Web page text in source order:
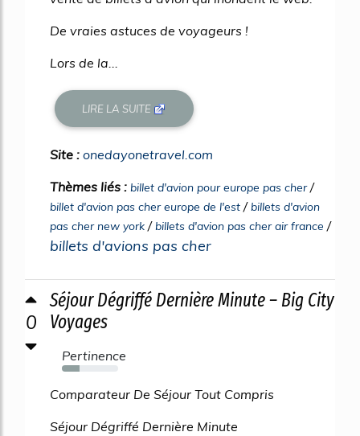
De vraies astuces de voyageurs !
Lors de la...
LIRE LA SUITE
Site : onedayonetravel.com
Thèmes liés : billet d'avion pour europe pas cher/
billet d'avion pas cher europe de l'est /billets d'avion
pas cher new york /billets d'avion pas cher air france /
billets d'avions pas cher
0
Séjour Dégriffé Dernière Minute – Big City
Voyages
Pertinence
32%
Comparateur De Séjour Tout Compris
Séjour Dégriffé Dernière Minute